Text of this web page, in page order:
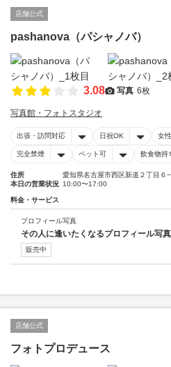
店舗公式
pashanova（パシャノバ）
3.08 写真 6枚
写真館・フォトスタジオ
出張・訪問対応 日祝OK 女
完全禁煙 ペット可 飲食物持
住所
愛知県名古屋市西区新道２丁目６−
本日の営業状況 10:00〜17:00
料金・サービス
プロフィール写真
その人に逢いたくなるプロフィール写
販売中
店舗公式
フォトプロデュース